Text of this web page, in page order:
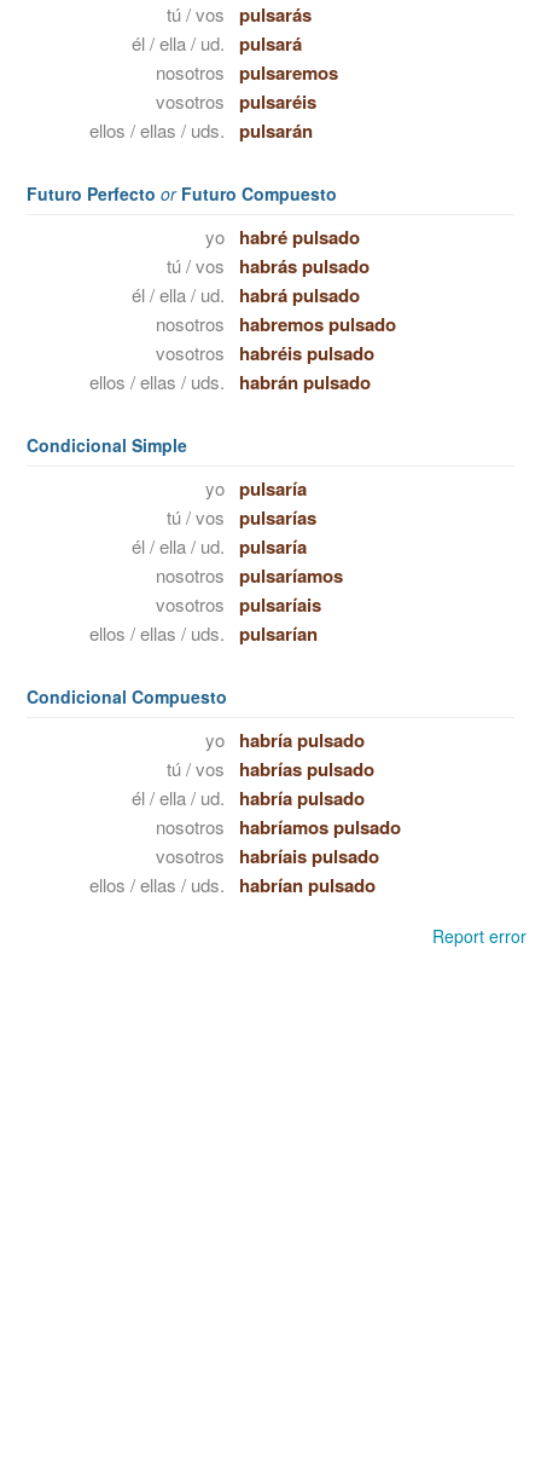
tú / vos pulsarás
él / ella / ud. pulsará
nosotros pulsaremos
vosotros pulsaréis
ellos / ellas / uds. pulsarán
Futuro Perfecto orFuturo Compuesto
yo habré pulsado
tú / vos habrás pulsado
él / ella / ud. habrá pulsado
nosotros habremos pulsado
vosotros habréis pulsado
ellos / ellas / uds. habrán pulsado
Condicional Simple
yo pulsaría
tú / vos pulsarías
él / ella / ud. pulsaría
nosotros pulsaríamos
vosotros pulsaríais
ellos / ellas / uds. pulsarían
Condicional Compuesto
yo habría pulsado
tú / vos habrías pulsado
él / ella / ud. habría pulsado
nosotros habríamos pulsado
vosotros habríais pulsado
ellos / ellas / uds. habrían pulsado
Report error